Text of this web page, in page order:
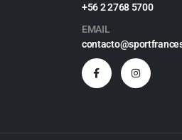
+56 2 2768 5700
EMAIL